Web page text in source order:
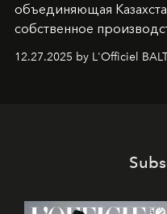
объединяющая
собственное
предоставляющая
решения для
12.27.2025 by L'Officiel